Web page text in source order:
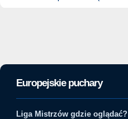
Europejskie puchary
Liga Mistrzów gdzie oglądać?